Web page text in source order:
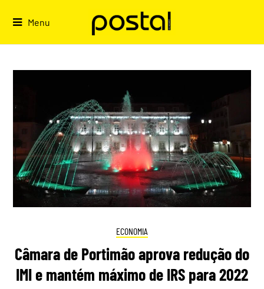
Menu
ECONOMIA
Câmara de Portimão aprova redução do
IMI e mantém máximo de IRS para 2022